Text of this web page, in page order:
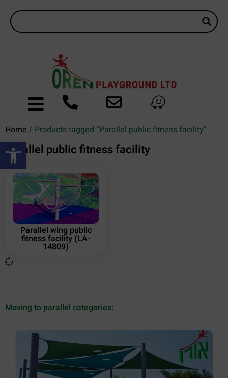
Open toolbar
Home / Products tagged “Parallel public fitness facility”
Parallel public fitness facility
Parallel wing public
fitness facility (LA-
14809)
Moving to parallel categories: